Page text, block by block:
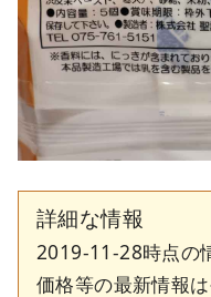
詳細な情報
2019-11-28時点の
価格等の最新情報